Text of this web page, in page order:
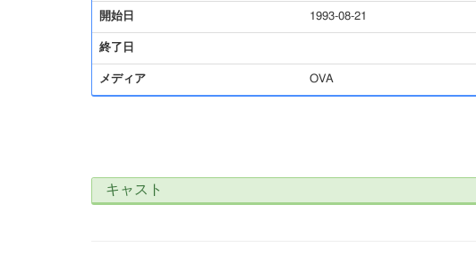
開始日 1993-08-21
終了日
メディア OVA
キャスト